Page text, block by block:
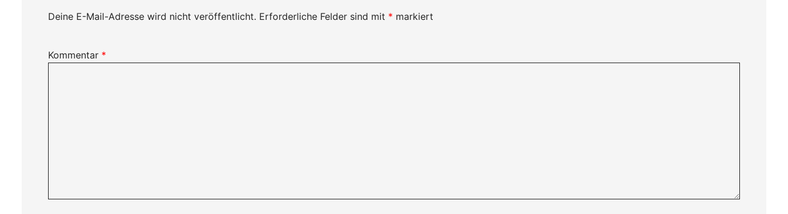
Deine E-Mail-Adresse wird nicht veröffentlicht. Erforderliche Felder sind mit * markiert
Kommentar *